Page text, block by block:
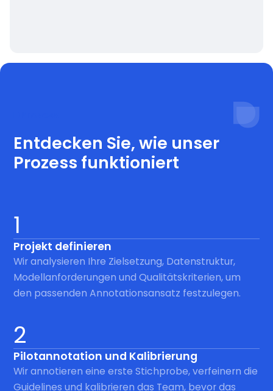
Entdecken Sie, wie unser
Prozess funktioniert
1
Projekt definieren
Wir analysieren Ihre Zielsetzung, Datenstruktur,
Modellanforderungen und Qualitätskriterien, um
den passenden Annotationsansatz festzulegen.
2
Pilotannotation und Kalibrierung
Wir annotieren eine erste Stichprobe, verfeinern die
Guidelines und kalibrieren das Team, bevor das